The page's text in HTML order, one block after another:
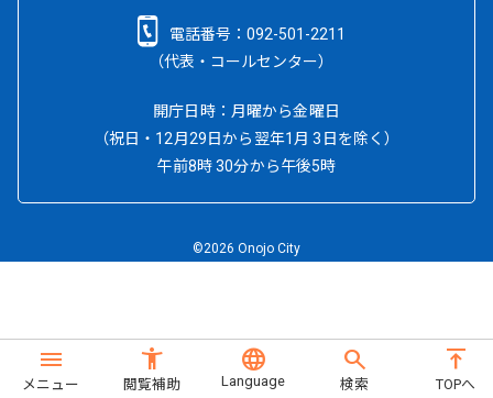
電話番号： 092-501-2211
（代表・コールセンター）
開庁日時：月曜から金曜日
（祝日・12月29日から翌年1月 3日を除く）
午前8時 30分から午後5時
©2026 Onojo City
menu
メニュー
accessibility_new
閲覧補助
language
Language
search
検索
vertical_align_top
TOPへ